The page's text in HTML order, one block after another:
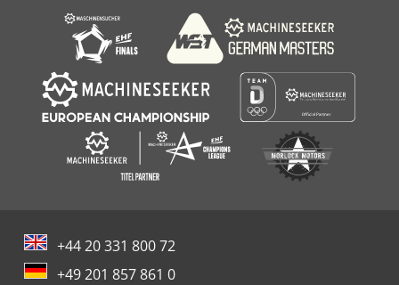
+44 20 331 800 72
+49 201 857 861 0